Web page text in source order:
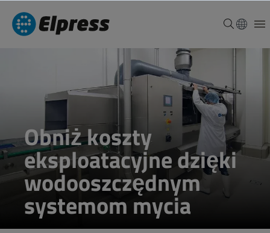
Obniż koszty
eksploatacyjne dzięki
wodooszczędnym
systemom mycia